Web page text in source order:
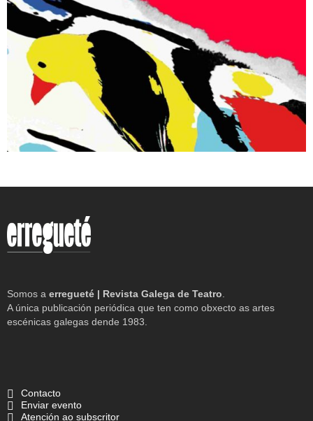
Somos a erregueté | Revista Galega de Teatro
A única publicación periódica que ten como obxecto as artes
escénicas galegas dende 1983.
Contacto
Enviar evento
Atención ao subscritor